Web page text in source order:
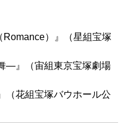
Romance）』（星組宝塚
―』（宙組東京宝塚劇場
（花組宝塚バウホール公